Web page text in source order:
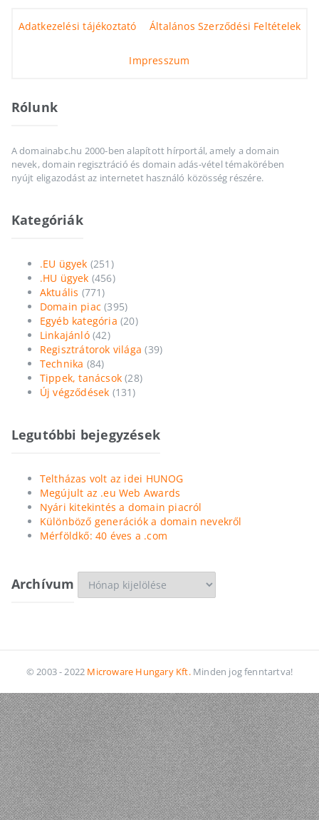
Adatkezelési tájékoztató Általános Szerződési Feltételek
Impresszum
Rólunk
A domainabc.hu 2000-ben alapított hírportál, amely a domain
nevek, domain regisztráció és domain adás-vétel témakörében
nyújt eligazodást az internetet használó közösség részére.
Kategóriák
.EU ügyek (251)
.HU ügyek (456)
Aktuális (771)
Domain piac (395)
Egyéb kategória (20)
Linkajánló(42)
Regisztrátorok világa (39)
Technika (84)
Tippek, tanácsok (28)
Új végződések (131)
Legutóbbi bejegyzések
Teltházas volt az idei HUNOG
Megújult az .eu Web Awards
Nyári kitekintés a domain piacról
Különböző generációk a domain nevekről
Mérföldkő: 40 éves a .com
Archívum
© 2003 - 2022 Microware Hungary Kft.Minden jog fenntartva!